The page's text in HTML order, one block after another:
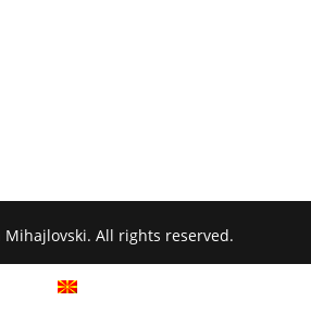
Mihajlovski. All rights reserved.